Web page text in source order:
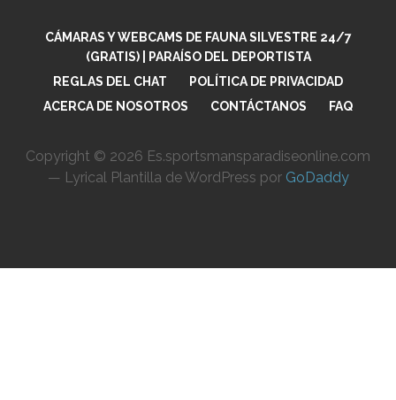
CÁMARAS Y WEBCAMS DE FAUNA SILVESTRE 24/7
(GRATIS) | PARAÍSO DEL DEPORTISTA
REGLAS DEL CHAT
POLÍTICA DE PRIVACIDAD
ACERCA DE NOSOTROS
CONTÁCTANOS FAQ
Copyright © 2026 Es.sportsmansparadiseonline.com
— Lyrical Plantilla de WordPress por GoDaddy